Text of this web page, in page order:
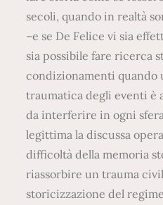
secoli, quando in realtà
–e se De Felice vi sia
sia possibile fare ricerca
condizionamenti quando
traumatica degli eventi è
da interferire in ogni
legittima la discussa
difficoltà della memoria
riassorbire un trauma
storicizzazione del